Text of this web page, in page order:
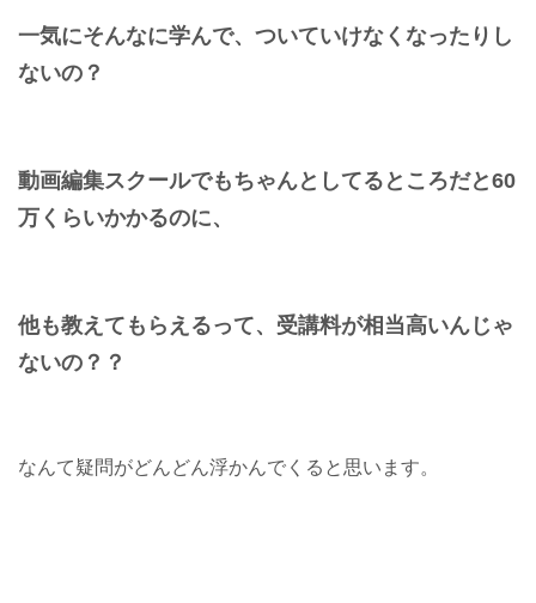
一気にそんなに学んで、ついていけなくなったりし
ないの？
動画編集スクールでもちゃんとしてるところだと60
万くらいかかるのに、
他も教えてもらえるって、受講料が相当高いんじゃ
ないの？？
なんて疑問がどんどん浮かんでくると思います。